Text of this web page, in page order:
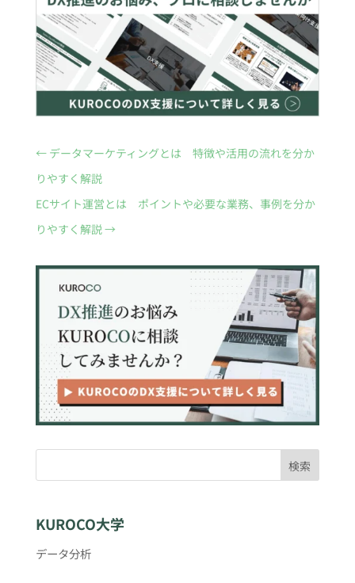
← データマーケティングとは 特徴や活用の流れを分か
りやすく解説
ECサイト運営とは ポイントや必要な業務、事例を分か
りやすく解説→
検索
KUROCO大学
データ分析